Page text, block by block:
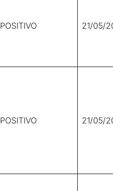
POSITIVO 21/05/
POSITIVO 21/05/